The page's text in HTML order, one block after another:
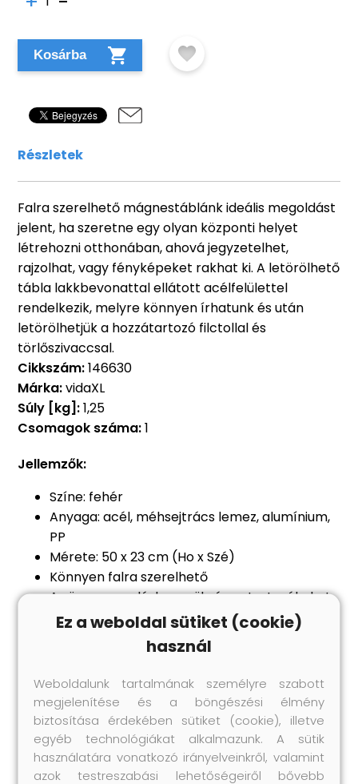
Kosárba
Részletek
Falra szerelhető mágnestáblánk ideális megoldást
jelent, ha szeretne egy olyan központi helyet
létrehozni otthonában, ahová jegyzetelhet,
rajzolhat, vagy fényképeket rakhat ki. A letörölhető
tábla lakkbevonattal ellátott acélfelülettel
rendelkezik, melyre könnyen írhatunk és után
letörölhetjük a hozzátartozó filctollal és
törlőszivaccsal.
Cikkszám:146630
Márka:vidaXL
Súly [kg]:1,25
Csomagok száma:1
Jellemzők:
Színe: fehér
Anyaga: acél, méhsejtrács lemez, alumínium,
PP
Mérete: 50 x 23 cm (Ho x Szé)
Könnyen falra szerelhető
Az összeszereléshez szükséges tartozékokat
mellékeljük
A csomag tartalma:
1 db letörölhető tábla
1 db EVA törlőszivacs
1 db filctoll
5 db mágnes
2 db szög
2 db állítócsavar
Ez a weboldal sütiket (cookie)
használ
Weboldalunk tartalmának személyre szabott
megjelenítése és a böngészési élmény
biztosítása érdekében sütiket (cookie), illetve
egyéb technológiákat alkalmazunk. A sütik
használatára vonatkozó irányelveinkről, valamint
azok testreszabási lehetőségeiről bővebb